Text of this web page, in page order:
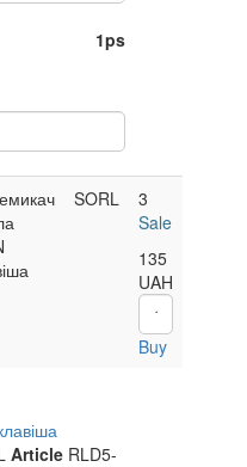
1ps
SORL
3
Sale
135
UAH
Buy
Article RLD5-